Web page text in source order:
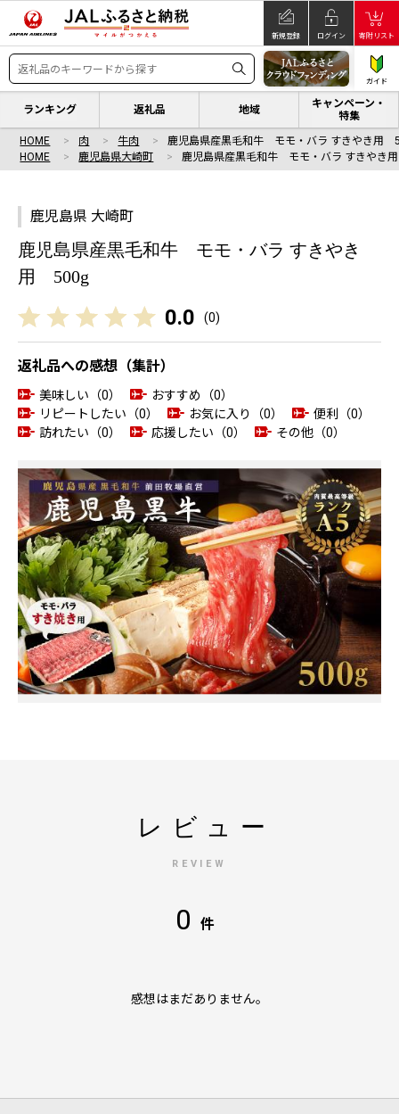
新規登録 ログイン 寄附リスト
ガイド
ランキング 返礼品 地域
キャンペーン・
特集
HOME 肉 牛肉
鹿児島県産黒毛和牛 モモ・バラ すきやき用
HOME
鹿児島県大崎町 鹿児島県産黒毛和牛 モモ・バラ すきやき
鹿児島県 大崎町
鹿児島県産黒毛和牛 モモ・バラ すきやき
用 500g
0.0 (0)
返礼品への感想（集計）
美味しい（0）
おすすめ（0）
リピートしたい（0）
お気に入り（0）
便利（0）
訪れたい（0）
応援したい（0） その他（0）
レビュー
REVIEW
0 件
感想はまだありません。